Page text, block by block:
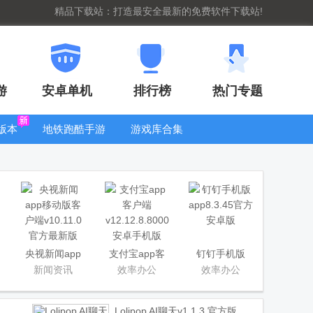
精品下载站：打造最安全最新的免费软件下载站!
安卓单机 排行榜 热门专题
本
地铁跑酷手游
游戏库合集
央视新闻app
移动版客户端
新闻资讯
支付宝app客
户端
效率办公
钉钉手机版
app
效率办公